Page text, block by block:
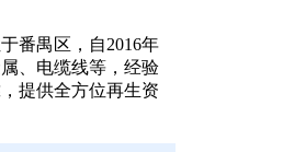
番禺区，自2016年
、电缆线等，经验
提供全方位再生资